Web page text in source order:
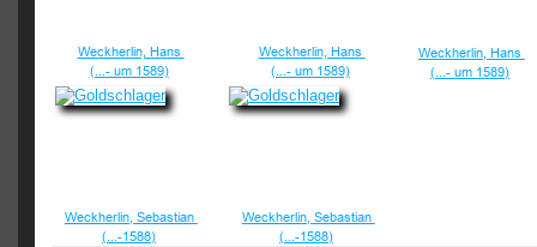
Weckherlin, Hans
(...- um 1589)
Weckherlin, Sebastian
(...-1588)
Weckherlin, Sebastian
(...-1588)
Weckherlin, Hans
(...- um 1589)
Weckherlin, Hans
(...- um 1589)